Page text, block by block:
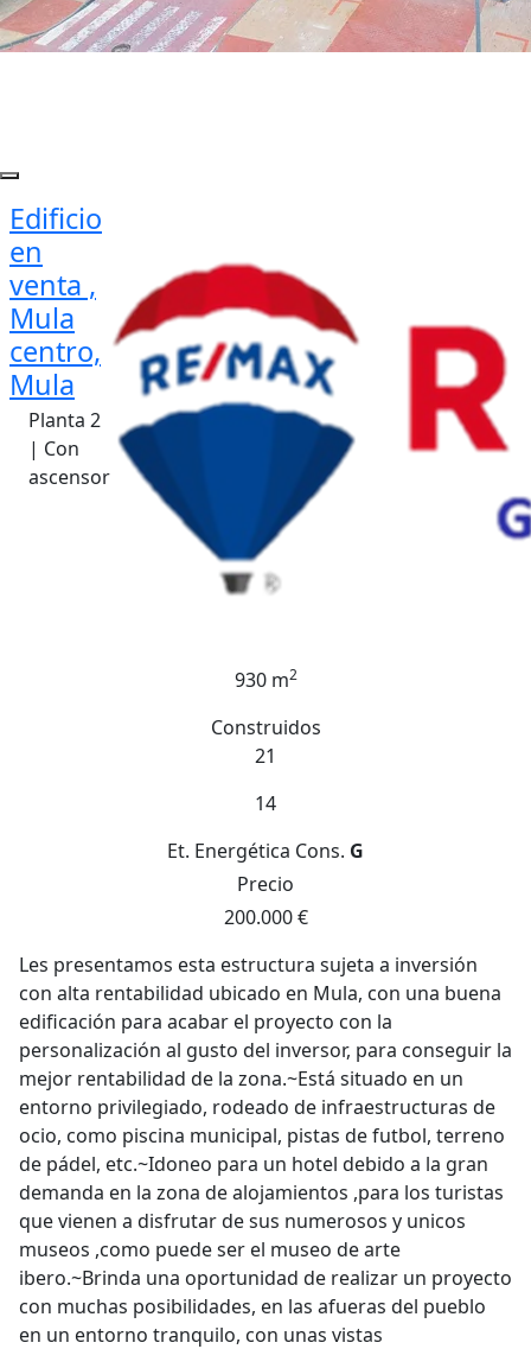
Edificio
en
venta ,
Mula
centro,
Mula
Planta 2
| Con
ascensor
930 m2
Construidos
21
14
Et. Energética Cons. G
Precio
200.000 €
Les presentamos esta estructura sujeta a inversión
con alta rentabilidad ubicado en Mula, con una buena
edificación para acabar el proyecto con la
personalización al gusto del inversor, para conseguir la
mejor rentabilidad de la zona.~Está situado en un
entorno privilegiado, rodeado de infraestructuras de
ocio, como piscina municipal, pistas de futbol, terreno
de pádel, etc.~Idoneo para un hotel debido a la gran
demanda en la zona de alojamientos ,para los turistas
que vienen a disfrutar de sus numerosos y unicos
museos ,como puede ser el museo de arte
ibero.~Brinda una oportunidad de realizar un proyecto
con muchas posibilidades, en las afueras del pueblo
en un entorno tranquilo, con unas vistas